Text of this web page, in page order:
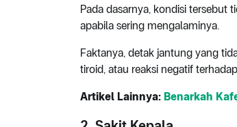
Pada dasarnya, kondisi tersebut
apabila sering mengalaminya.
Faktanya, detak jantung yang
tiroid, atau reaksi negatif
Artikel Lainnya: Benarkah